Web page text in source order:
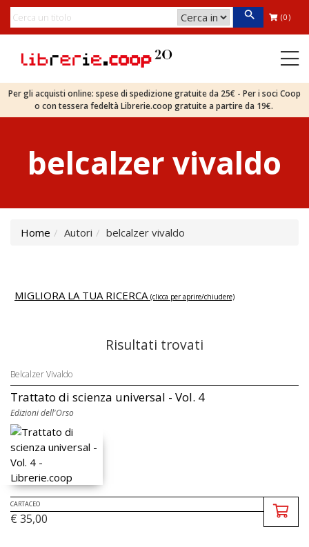
(0)
Per gli acquisti online: spese di spedizione gratuite da 25€ - Per i soci Coop
o con tessera fedeltà Librerie.coop gratuite a partire da 19€.
belcalzer vivaldo
Home Autori belcalzer vivaldo
MIGLIORA LA TUA RICERCA (clicca per aprire/chiudere)
Risultati trovati
Belcalzer Vivaldo
Trattato di scienza universal - Vol. 4
Edizioni dell'Orso
CARTACEO
€ 35,00